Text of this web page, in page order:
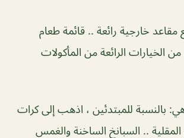
خارجية رائعة .. قائمة طعام
الخيارات الرائعة من المأكولات
بالنسبة للمبتدئين ، اذهب إلى كرات
المقلية .. السبانخ الساخنة والغمس